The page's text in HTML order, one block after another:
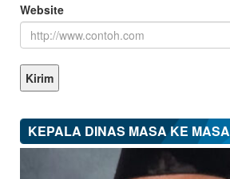
Website
KEPALA DINAS MASA KE MASA